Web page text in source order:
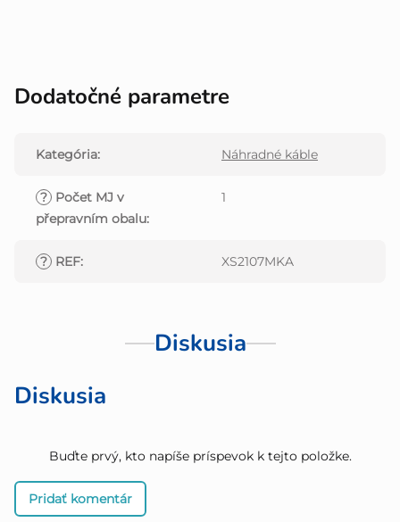
Dodatočné parametre
Kategória: Náhradné káble
? Počet MJ v
přepravním obalu:
1
? REF: XS2107MKA
Diskusia
Diskusia
Buďte prvý, kto napíše príspevok k tejto položke.
Pridať komentár